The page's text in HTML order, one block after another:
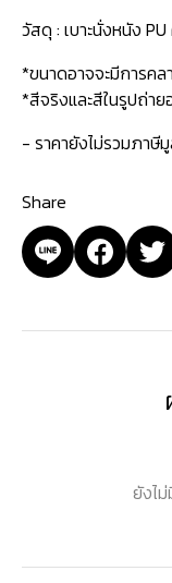
วัสดุ : เบาะนั่งหนัง
*ขนาดอาจจะมีการค
*สีจริงและสีในรูปถ่า
- ราคายังไม่รวมภาษี
Share
ยังไ